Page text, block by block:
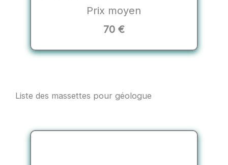
Prix moyen
70 €
Liste des massettes pour géologue